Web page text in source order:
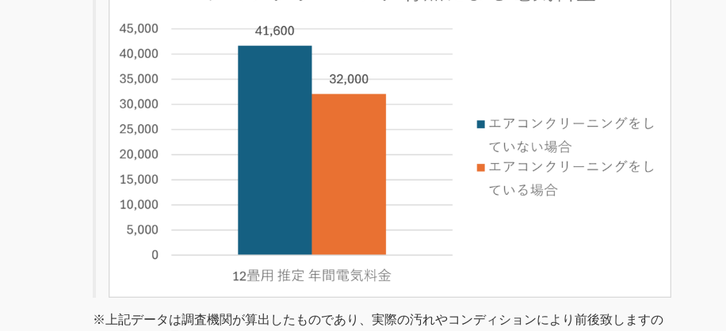
※上記データは調査機関が算出したものであり、実際の汚れやコンディションにより前後致しますの